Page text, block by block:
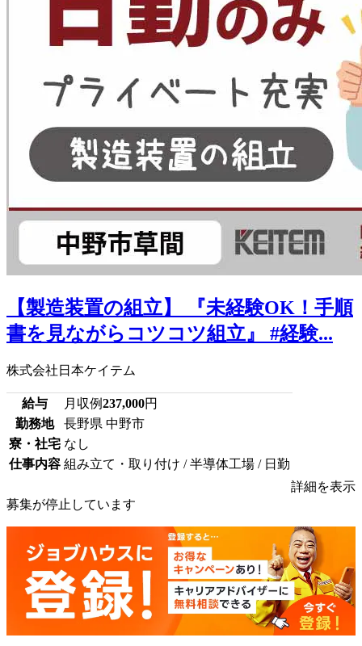
【製造装置の組立】 『未経験OK！手順
書を見ながらコツコツ組立』 #経験...
株式会社日本ケイテム
給与 月収例237,000円
勤務地
長野県 中野市
寮・社宅 なし
仕事内容 組み立て・取り付け / 半導体工場 / 日勤
詳細を表示
募集が停止しています